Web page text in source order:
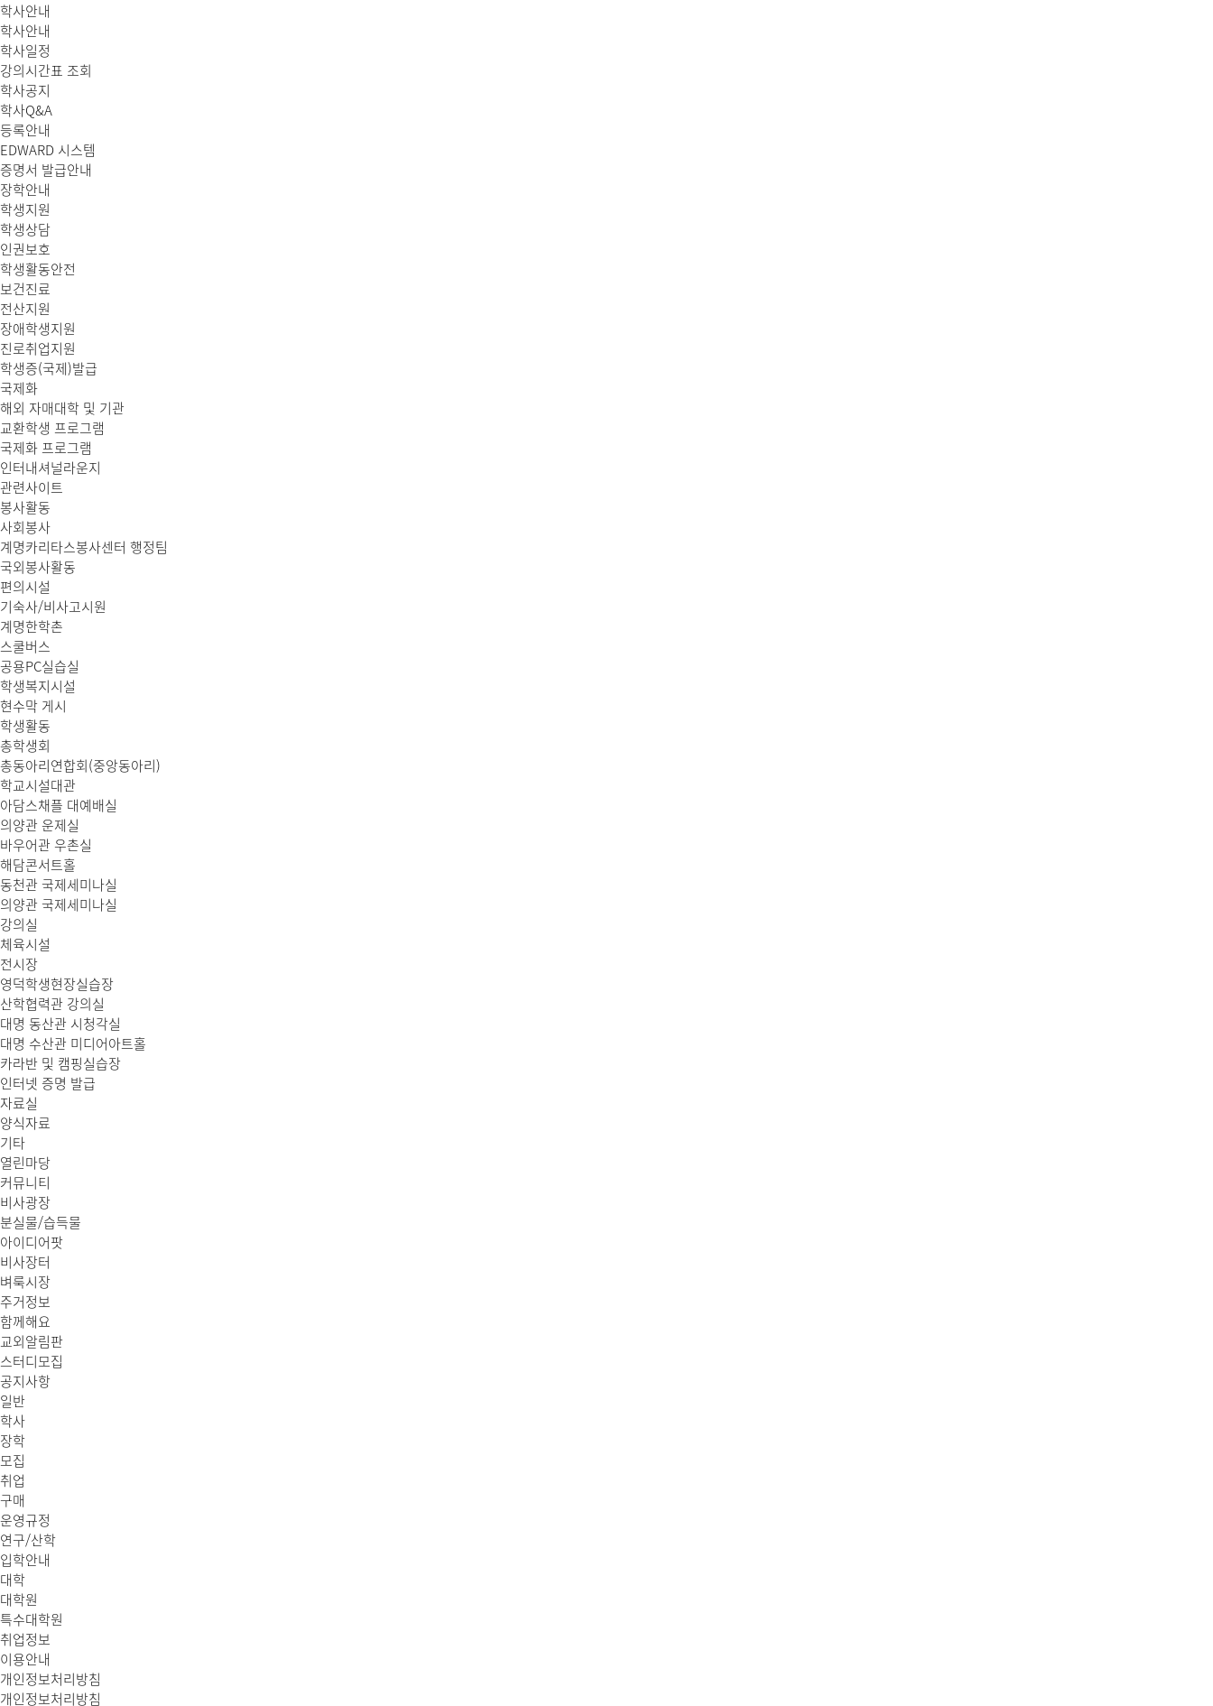
학사안내
학사안내
학사일정
강의시간표 조회
학사공지
학사Q&A
등록안내
EDWARD 시스템
증명서 발급안내
장학안내
학생지원
학생상담
인권보호
학생활동안전
보건진료
전산지원
장애학생지원
진로취업지원
학생증(국제)발급
국제화
해외 자매대학 및 기관
교환학생 프로그램
국제화 프로그램
인터내셔널라운지
관련사이트
봉사활동
사회봉사
계명카리타스봉사센터 행정팀
국외봉사활동
편의시설
기숙사/비사고시원
계명한학촌
스쿨버스
공용PC실습실
학생복지시설
현수막 게시
학생활동
총학생회
총동아리연합회(중앙동아리)
학교시설대관
아담스채플 대예배실
의양관 운제실
바우어관 우촌실
해담콘서트홀
동천관 국제세미나실
의양관 국제세미나실
강의실
체육시설
전시장
영덕학생현장실습장
산학협력관 강의실
대명 동산관 시청각실
대명 수산관 미디어아트홀
카라반 및 캠핑실습장
인터넷 증명 발급
자료실
양식자료
기타
열린마당
커뮤니티
비사광장
분실물/습득물
아이디어팟
비사장터
벼룩시장
주거정보
함께해요
교외알림판
스터디모집
공지사항
일반
학사
장학
모집
취업
구매
운영규정
연구/산학
입학안내
대학
대학원
특수대학원
취업정보
이용안내
개인정보처리방침
개인정보처리방침